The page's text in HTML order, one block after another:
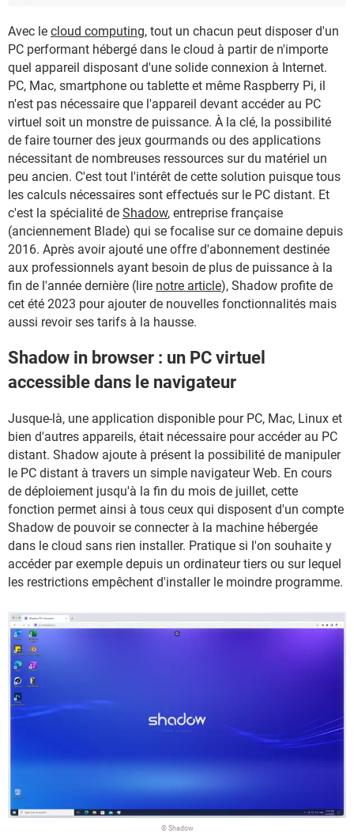
Avec le cloud computing, tout un chacun peut disposer d'un
PC performant hébergé dans le cloud à partir de n'importe
quel appareil disposant d'une solide connexion à Internet.
PC, Mac, smartphone ou tablette et même Raspberry Pi, il
n'est pas nécessaire que l'appareil devant accéder au PC
virtuel soit un monstre de puissance. À la clé, la possibilité
de faire tourner des jeux gourmands ou des applications
nécessitant de nombreuses ressources sur du matériel un
peu ancien. C'est tout l'intérêt de cette solution puisque tous
les calculs nécessaires sont effectués sur le PC distant. Et
c'est la spécialité de Shadow, entreprise française
(anciennement Blade) qui se focalise sur ce domaine depuis
2016. Après avoir ajouté une offre d'abonnement destinée
aux professionnels ayant besoin de plus de puissance à la
fin de l'année dernière (lire notre article), Shadow profite de
cet été 2023 pour ajouter de nouvelles fonctionnalités mais
aussi revoir ses tarifs à la hausse.
Shadow in browser : un PC virtuel
accessible dans le navigateur
Jusque-là, une application disponible pour PC, Mac, Linux et
bien d'autres appareils, était nécessaire pour accéder au PC
distant. Shadow ajoute à présent la possibilité de manipuler
le PC distant à travers un simple navigateur Web. En cours
de déploiement jusqu'à la fin du mois de juillet, cette
fonction permet ainsi à tous ceux qui disposent d'un compte
Shadow de pouvoir se connecter à la machine hébergée
dans le cloud sans rien installer. Pratique si l'on souhaite y
accéder par exemple depuis un ordinateur tiers ou sur lequel
les restrictions empêchent d'installer le moindre programme.
© Shadow